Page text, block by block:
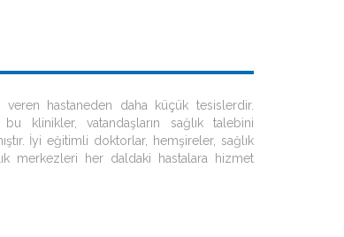
hastaneden daha küçük tesislerdir.
bu klinikler, vatandaşların sağlık talebini
İyi eğitimli doktorlar, hemşireler, sağlık
merkezleri her daldaki hastalara hizmet